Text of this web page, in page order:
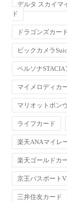
デルタ スカイマ
ド
ドラゴンズカー
ビックカメラ
ペルソナ
マイメロディカ
マリオットボン
ライフカード
楽天ANAマイレ
楽天ゴールドカ
京王パスポート
三井住友カード